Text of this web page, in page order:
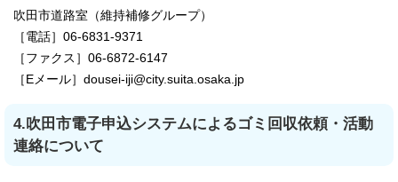
吹田市道路室（維持補修グループ）
［電話］06-6831-9371
［ファクス］06-6872-6147
［Eメール］dousei-iji@city.suita.osaka.jp
4.吹田市電子申込システムによるゴミ回収依頼・活動
連絡について